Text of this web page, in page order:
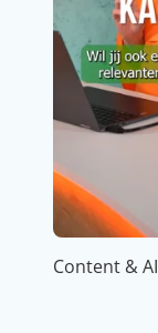
Content & AI